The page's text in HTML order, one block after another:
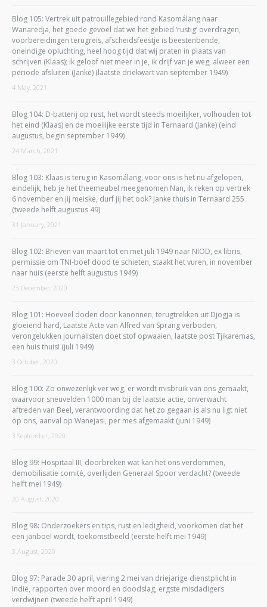
Blog 105: Vertrek uit patrouillegebied rond Kasomálang naar
Wanaredja, het goede gevoel dat we het gebied ‘rustig’ overdragen,
voorbereidingen terugreis, afscheidsfeestje is beestenbende,
oneindige opluchting, heel hoog tijd dat wij praten in plaats van
schrijven (Klaas); ik geloof niet meer in je, ik drijf van je weg, alweer een
periode afsluiten (Janke) (laatste driekwart van september 1949)
4 May, 2021
Blog 104: D-batterij op rust, het wordt steeds moeilijker, volhouden tot
het eind (Klaas) en de moeilijke eerste tijd in Ternaard (Janke) (eind
augustus, begin september 1949)
24 March, 2021
Blog 103: Klaas is terug in Kasomálang, voor ons is het nu afgelopen,
eindelijk, heb je het theemeubel meegenomen Nan, ik reken op vertrek
6 november en jij meiske, durf jij het ook? Janke thuis in Ternaard 255
(tweede helft augustus 49)
31 January, 2021
Blog 102: Brieven van maart tot en met juli 1949 naar NIOD, ex libris,
permissie om TNI-boef dood te schieten, staakt het vuren, in november
naar huis (eerste helft augustus 1949)
23 December, 2020
Blog 101: Hoeveel doden door kanonnen, terugtrekken uit Djogja is
gloeiend hard, Laatste Acte van Alfred van Sprang verboden,
verongelukken journalisten doet stof opwaaien, laatste post Tjikaremas,
een huis thuis! (juli 1949)
3 October, 2020
Blog 100: Zo onwezenlijk ver weg, er wordt misbruik van ons gemaakt,
waarvoor sneuvelden 1000 man bij de laatste actie, onverwacht
aftreden van Beel, verantwoording dat het zo gegaan is als nu ligt niet
op ons, aanval op Wanejasi, per mes afgemaakt (juni 1949)
3 September, 2020
Blog 99: Hospitaal III, doorbreken wat kan het ons verdommen,
demobilisatie comité, overlijden Generaal Spoor verdacht? (tweede
helft mei 1949)
20 August, 2020
Blog 98: Onderzoekers en tips, rust en ledigheid, voorkomen dat het
een janboel wordt, toekomstbeeld (eerste helft mei 1949)
3 August, 2020
Blog 97: Parade 30 april, viering 2 mei van driejarige dienstplicht in
Indië, rapporten over moord en doodslag, ergste misdadigers
verdwijnen (tweede helft april 1949)